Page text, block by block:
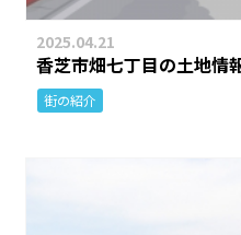
2025.04.21
香芝市畑七丁目の土地情
街の紹介